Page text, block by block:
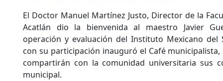
El Doctor Manuel Martínez Justo, Director de la
Acatlán dio la bienvenida al maestro Javier
operación y evaluación del Instituto Mexicano del
con su participación inauguró el Café
compartirán con la comunidad universitaria sus
municipal.